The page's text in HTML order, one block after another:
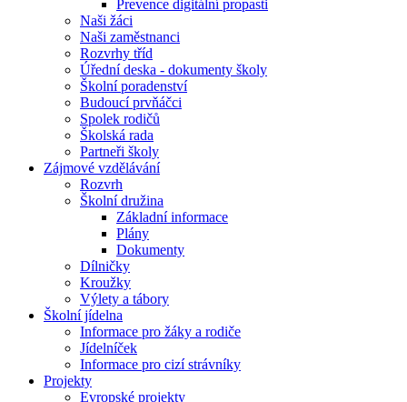
Prevence digitální propasti
Naši žáci
Naši zaměstnanci
Rozvrhy tříd
Úřední deska - dokumenty školy
Školní poradenství
Budoucí prvňáčci
Spolek rodičů
Školská rada
Partneři školy
Zájmové vzdělávání
Rozvrh
Školní družina
Základní informace
Plány
Dokumenty
Dílničky
Kroužky
Výlety a tábory
Školní jídelna
Informace pro žáky a rodiče
Jídelníček
Informace pro cizí strávníky
Projekty
Evropské projekty